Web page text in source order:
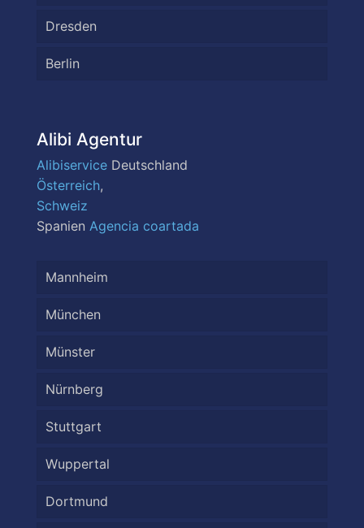
Dresden
Berlin
Alibi Agentur
Alibiservice Deutschland
Österreich,
Schweiz
Spanien Agencia coartada
Mannheim
München
Münster
Nürnberg
Stuttgart
Wuppertal
Dortmund